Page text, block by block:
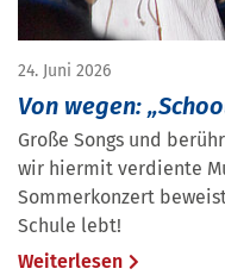
24. Juni 2026
Von wegen:
Große Songs und
wir hiermit verdiente
Sommerkonzert
Schule lebt!
Weiterlesen